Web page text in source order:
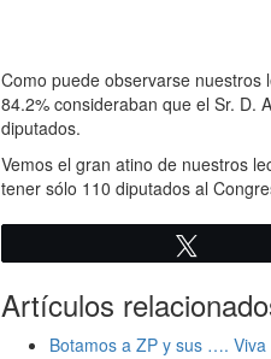
Como puede observarse nuestros
84.2% consideraban que el Sr. D.
diputados.
Vemos el gran atino de nuestros
tener sólo 110 diputados al
Artículos
Botamos a ZP y sus ….